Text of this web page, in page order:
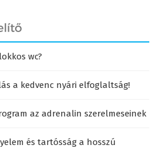
wc?
a kedvenc nyári elfoglaltság!
az adrenalin szerelmeseinek
és tartósság a hosszú